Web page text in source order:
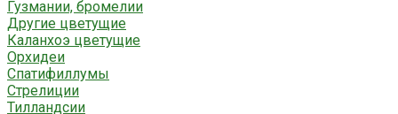
Гузмании, бромелии
Другие цветущие
Каланхоэ цветущие
Орхидеи
Спатифиллумы
Стрелиции
Тилландсии